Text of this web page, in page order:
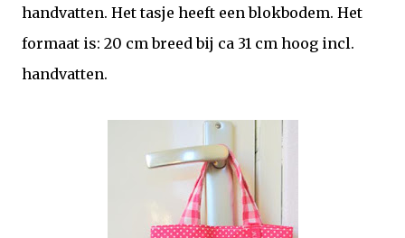
handvatten. Het tasje heeft een blokbodem. Het
formaat is: 20 cm breed bij ca 31 cm hoog incl.
handvatten.